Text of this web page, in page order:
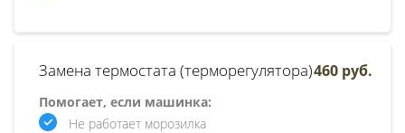
Замена термостата (терморегулятора)
Помогает, если машинка:
Не работает морозилка
460 руб.